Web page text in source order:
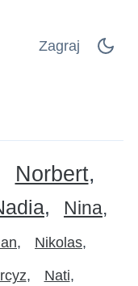
Zagraj
Norbert
Nina
Nikolas
Nati